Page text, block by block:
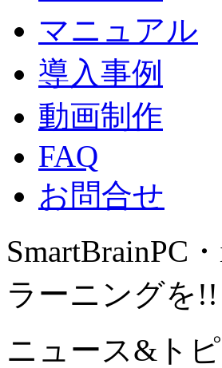
マニュアル
導入事例
動画制作
FAQ
お問合せ
SmartBrainPC
ラーニングを!!
ニュース&ト